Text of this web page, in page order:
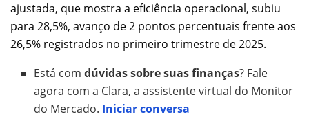
ajustada, que mostra a eficiência operacional, subiu
para 28,5%, avanço de 2 pontos percentuais frente aos
26,5% registrados no primeiro trimestre de 2025.
Está comdúvidas sobre suas finanças? Fale
agora com a Clara, a assistente virtual do Monitor
do Mercado. Iniciar conversa